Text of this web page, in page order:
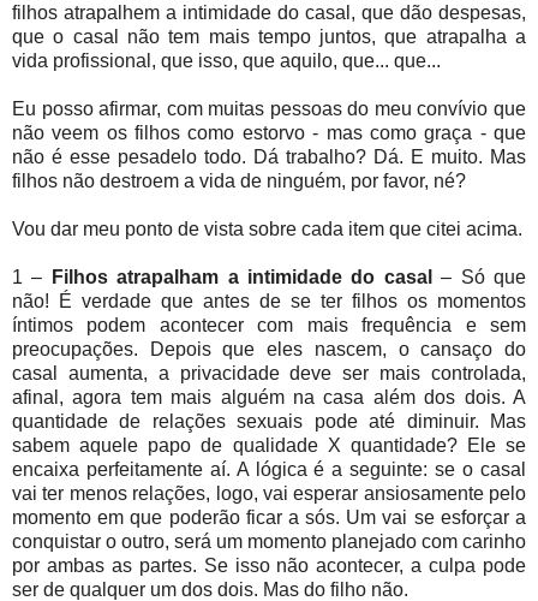
filhos atrapalhem a intimidade do casal, que dão despesas,
que o casal não tem mais tempo juntos, que atrapalha a
vida profissional, que isso, que aquilo, que... que...
Eu posso afirmar, com muitas pessoas do meu convívio que
não veem os filhos como estorvo - mas como graça - que
não é esse pesadelo todo. Dá trabalho? Dá. E muito. Mas
filhos não destroem a vida de ninguém, por favor, né?
Vou dar meu ponto de vista sobre cada item que citei acima.
1 – Filhos atrapalham a intimidade do casal
– Só que
não! É verdade que antes de se ter filhos os momentos
íntimos podem acontecer com mais frequência e sem
preocupações. Depois que eles nascem, o cansaço do
casal aumenta, a privacidade deve ser mais controlada,
afinal, agora tem mais alguém na casa além dos dois. A
quantidade de relações sexuais pode até diminuir. Mas
sabem aquele papo de qualidade X quantidade? Ele se
encaixa perfeitamente aí. A lógica é a seguinte: se o casal
vai ter menos relações, logo, vai esperar ansiosamente pelo
momento em que poderão ficar a sós. Um vai se esforçar a
conquistar o outro, será um momento planejado com carinho
por ambas as partes. Se isso não acontecer, a culpa pode
ser de qualquer um dos dois. Mas do filho não.